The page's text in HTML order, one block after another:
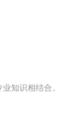
知识相结合。